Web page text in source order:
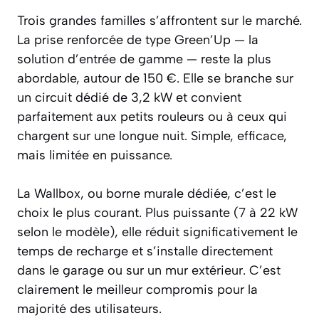
Trois grandes familles s’affrontent sur le marché.
La prise renforcée de type Green’Up — la
solution d’entrée de gamme — reste la plus
abordable, autour de 150 €. Elle se branche sur
un circuit dédié de 3,2 kW et convient
parfaitement aux petits rouleurs ou à ceux qui
chargent sur une longue nuit. Simple, efficace,
mais limitée en puissance.
La Wallbox, ou borne murale dédiée, c’est le
choix le plus courant. Plus puissante (7 à 22 kW
selon le modèle), elle réduit significativement le
temps de recharge et s’installe directement
dans le garage ou sur un mur extérieur. C’est
clairement le meilleur compromis pour la
majorité des utilisateurs.